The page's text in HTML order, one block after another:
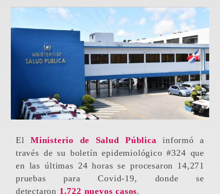
ElMinisterio de Salud Públicainformó a
través de su boletín epidemiológico #324 que
en las últimas 24 horas se procesaron 14,271
pruebas para Covid-19, donde se
detectaron 1,722 nuevos casos.